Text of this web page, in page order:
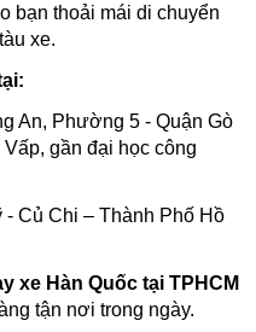
bạn thoải mái di chuyển
xe.
An, Phường 5 - Quận Gò
gần đại học công
Củ Chi – Thành Phố Hồ
xe Hàn Quốc tại TPHCM
tận nơi trong ngày.